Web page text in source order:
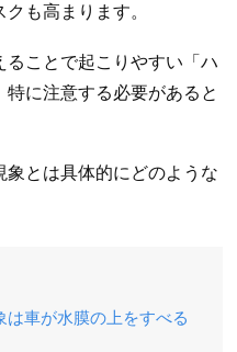
も高まります。
ことで起こりやすい「ハ
に注意する必要があると
とは具体的にどのような
車が水膜の上をすべる